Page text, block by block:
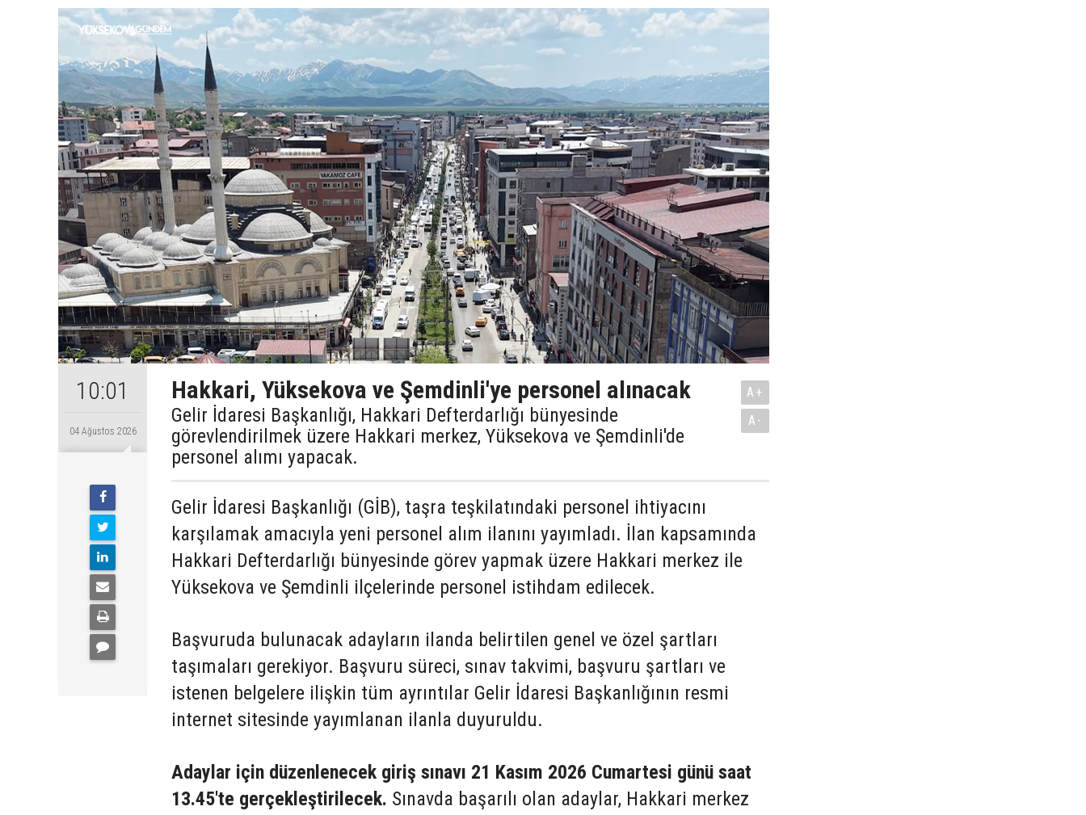
10:01
04 Ağustos 2026
Hakkari, Yüksekova ve Şemdinli'ye personel alınacak
Gelir İdaresi Başkanlığı, Hakkari Defterdarlığı bünyesinde
görevlendirilmek üzere Hakkari merkez, Yüksekova ve Şemdinli'de
personel alımı yapacak.
A+
A-
Gelir İdaresi Başkanlığı (GİB), taşra teşkilatındaki personel ihtiyacını
karşılamak amacıyla yeni personel alım ilanını yayımladı. İlan kapsamında
Hakkari Defterdarlığı bünyesinde görev yapmak üzere Hakkari merkez ile
Yüksekova ve Şemdinli ilçelerinde personel istihdam edilecek.
Başvuruda bulunacak adayların ilanda belirtilen genel ve özel şartları
taşımaları gerekiyor. Başvuru süreci, sınav takvimi, başvuru şartları ve
istenen belgelere ilişkin tüm ayrıntılar Gelir İdaresi Başkanlığının resmi
internet sitesinde yayımlanan ilanla duyuruldu.
Adaylar için düzenlenecek giriş sınavı 21 Kasım 2026 Cumartesi günü saat
13.45'te gerçekleştirilecek. Sınavda başarılı olan adaylar, Hakkari merkez